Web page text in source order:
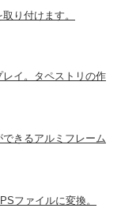
り付けます。
イ。タペストリの作
きるアルミフレーム
ファイルに変換。